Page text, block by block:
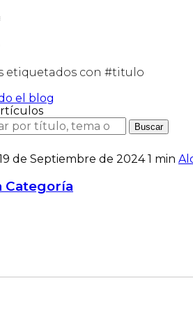
etiquetados con #titulo
el blog
Buscar
de Septiembre de 2024 1 min
Categoría